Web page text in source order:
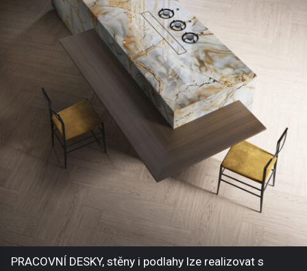
PRACOVNÍ DESKY, stěny i podlahy lze realizovat s